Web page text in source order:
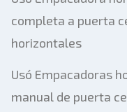
completa a puerta
horizontales
Usó Empacadoras
manual de puerta